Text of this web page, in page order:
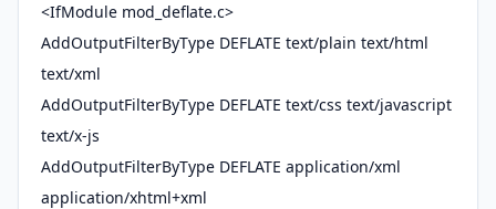
<IfModule mod_deflate.c>
AddOutputFilterByType DEFLATE text/plain text/html
text/xml
AddOutputFilterByType DEFLATE text/css text/javascript
text/x-js
AddOutputFilterByType DEFLATE application/xml
application/xhtml+xml